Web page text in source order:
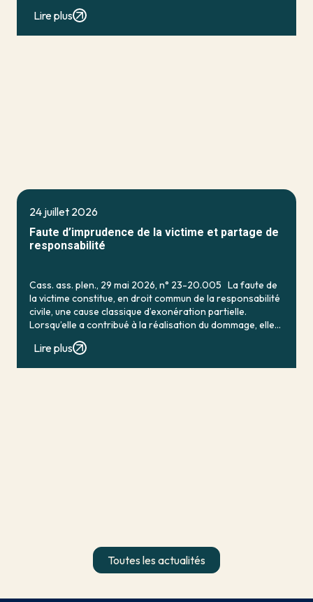
Lire plus
24 juillet 2026
Faute d’imprudence de la victime et partage de
responsabilité
Cass. ass. plen., 29 mai 2026, n° 23-20.005 La faute de
la victime constitue, en droit commun de la responsabilité
civile, une cause classique d’exonération partielle.
Lorsqu’elle a contribué à la réalisation du dommage, elle
conduit en principe à […]
Lire plus
Toutes les actualités